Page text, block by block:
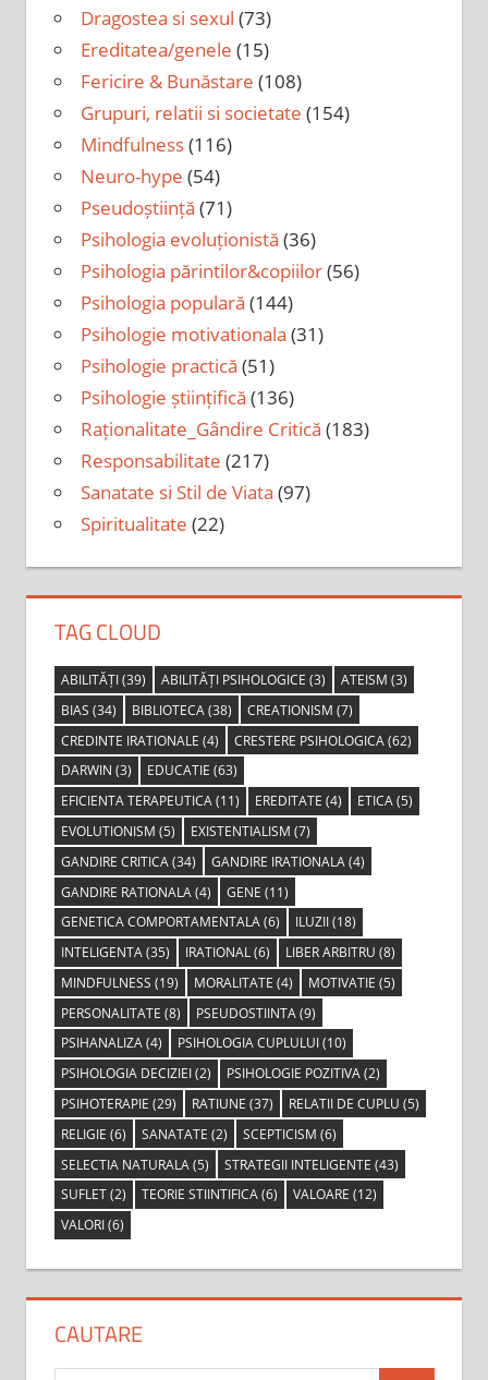
Dragostea si sexul (73)
Ereditatea/genele (15)
Fericire & Bunăstare (108)
Grupuri, relatii si societate (154)
Mindfulness(116)
Neuro-hype (54)
Pseudoștiință (71)
Psihologia evoluționistă (36)
Psihologia părintilor&copiilor(56)
Psihologia populară (144)
Psihologie motivationala (31)
Psihologie practică (51)
Psihologie științifică (136)
Raționalitate_Gândire Critică (183)
Responsabilitate (217)
Sanatate si Stil de Viata (97)
Spiritualitate (22)
TAG CLOUD
ABILITĂȚI(39) ABILITĂȚI PSIHOLOGICE (3) ATEISM (3)
BIAS (34) BIBLIOTECA(38) CREATIONISM (7)
CREDINTE IRATIONALE (4) CRESTERE PSIHOLOGICA(62)
DARWIN (3) EDUCATIE (63)
EFICIENTA TERAPEUTICA(11) EREDITATE (4) ETICA(5)
EVOLUTIONISM (5) EXISTENTIALISM (7)
GANDIRE CRITICA(34) GANDIRE IRATIONALA(4)
GANDIRE RATIONALA(4) GENE (11)
GENETICA COMPORTAMENTALA(6) ILUZII(18)
INTELIGENTA(35) IRATIONAL(6) LIBER ARBITRU (8)
MINDFULNESS (19) MORALITATE (4) MOTIVATIE (5)
PERSONALITATE (8) PSEUDOSTIINTA(9)
PSIHANALIZA(4) PSIHOLOGIA CUPLULUI(10)
PSIHOLOGIA DECIZIEI(2) PSIHOLOGIE POZITIVA(2)
PSIHOTERAPIE (29) RATIUNE (37) RELATII DE CUPLU (5)
RELIGIE (6) SANATATE (2) SCEPTICISM (6)
SELECTIA NATURALA(5) STRATEGII INTELIGENTE (43)
SUFLET(2) TEORIE STIINTIFICA(6) VALOARE (12)
VALORI(6)
CAUTARE